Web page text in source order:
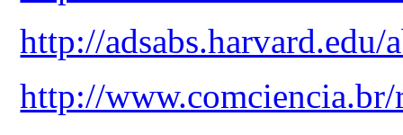
http://adsabs.harvard.edu/
http://www.comciencia.br/